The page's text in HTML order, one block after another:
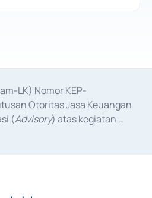
LK) Nomor KEP-
Otoritas Jasa Keuangan
(Advisory) atas kegiatan